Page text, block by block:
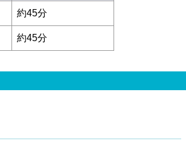
約45分
約45分